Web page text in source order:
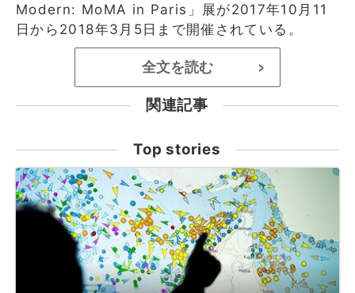
Modern: MoMA in Paris」展が2017年10月11
日から2018年3月5日まで開催されている。
全文を読む >
関連記事
Top stories